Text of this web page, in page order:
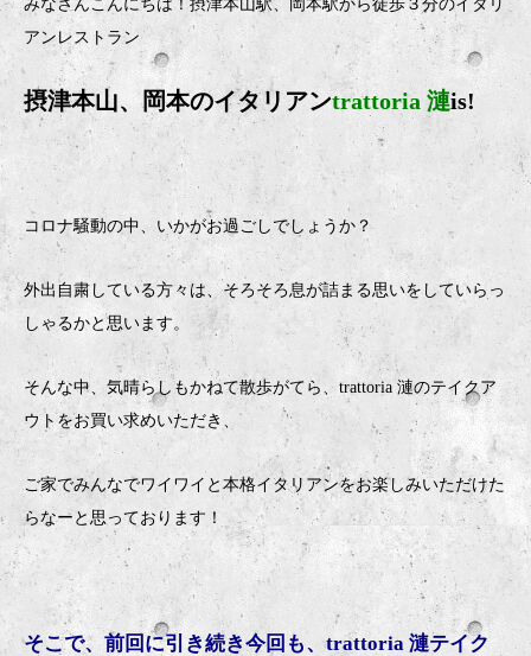
みなさんこんにちは！摂津本山駅、岡本駅から徒歩３分のイタリ
アンレストラン
摂津本山、岡本のイタリアンtrattoria 漣is!
コロナ騒動の中、いかがお過ごしでしょうか？
外出自粛している方々は、そろそろ息が詰まる思いをしていらっ
しゃるかと思います。
そんな中、気晴らしもかねて散歩がてら、trattoria 漣のテイクア
ウトをお買い求めいただき、
ご家でみんなでワイワイと本格イタリアンをお楽しみいただけた
らなーと思っております！
そこで、前回に引き続き今回も、trattoria 漣テイク